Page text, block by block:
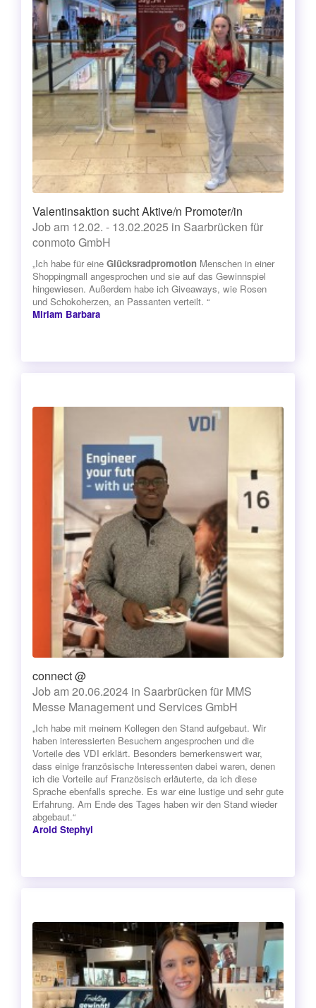
Valentinsaktion sucht Aktive/n Promoter/in
Job am 12.02. - 13.02.2025 in Saarbrücken für
conmoto GmbH
„Ich habe für eine Glücksradpromotion Menschen in einer
Shoppingmall angesprochen und sie auf das Gewinnspiel
hingewiesen. Außerdem habe ich Giveaways, wie Rosen
und Schokoherzen, an Passanten verteilt. “
Miriam Barbara
connect @
Job am 20.06.2024 in Saarbrücken für MMS
Messe Management und Services GmbH
„Ich habe mit meinem Kollegen den Stand aufgebaut. Wir
haben interessierten Besuchern angesprochen und die
Vorteile des VDI erklärt. Besonders bemerkenswert war,
dass einige französische Interessenten dabei waren, denen
ich die Vorteile auf Französisch erläuterte, da ich diese
Sprache ebenfalls spreche. Es war eine lustige und sehr gute
Erfahrung. Am Ende des Tages haben wir den Stand wieder
abgebaut.“
Arold Stephyl